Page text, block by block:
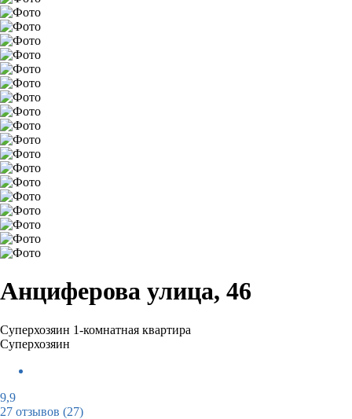
Анциферова улица, 46
Суперхозяин 1-комнатная квартира
Суперхозяин
9,9
27 отзывов (27)